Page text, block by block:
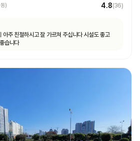
) 4.8(36)
아주 친절하시고 잘 가르쳐 주십니다 시설도 좋고
습니다